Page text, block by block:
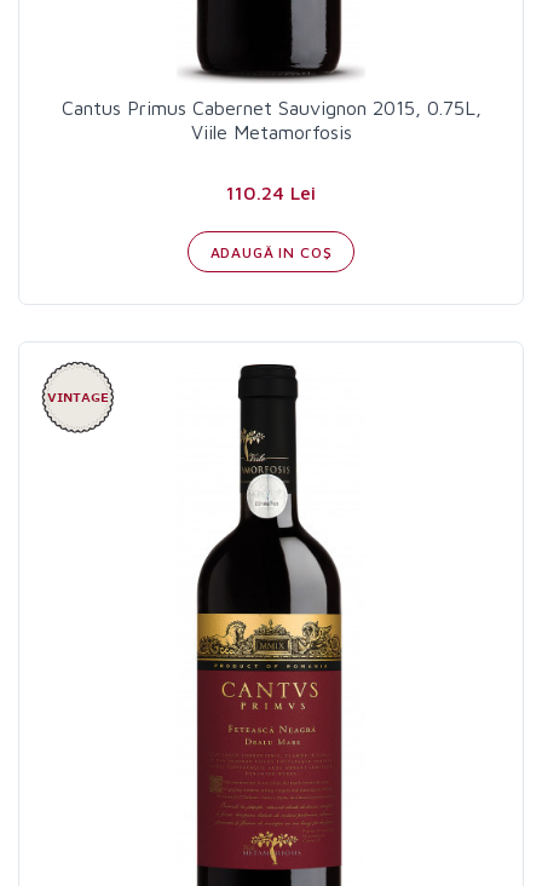
Cantus Primus Cabernet Sauvignon 2015, 0.75L,
Viile Metamorfosis
110.24 Lei
ADAUGĂ IN COŞ